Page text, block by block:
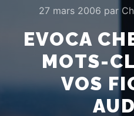
27 mars 2006 par
EVOCA
MOTS-
VOS